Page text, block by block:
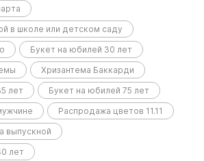
в школе или детском саду
Букет на юбилей 30 лет
Хризантема Баккарди
лет
Букет на юбилей 75 лет
Распродажа цветов 11.11
выпускной
лет